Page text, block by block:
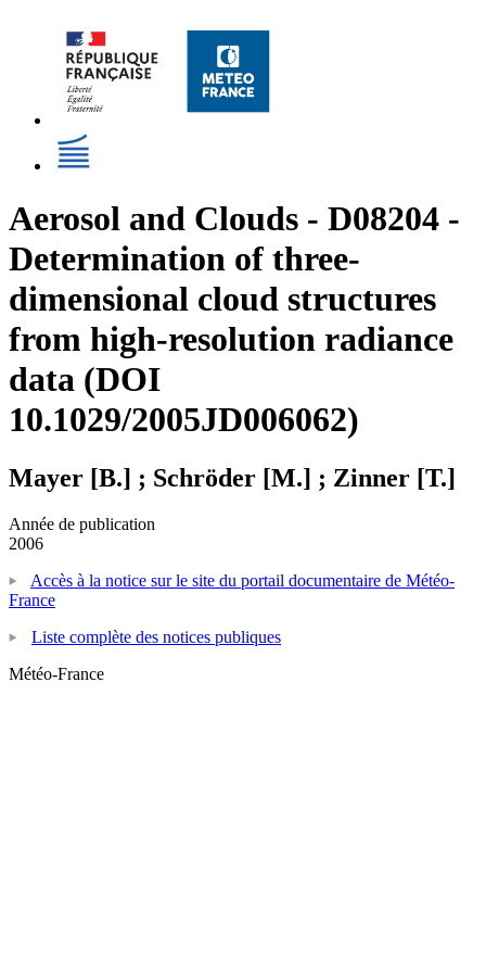
Aerosol and Clouds - D08204 -
Determination of three-
dimensional cloud structures
from high-resolution radiance
data (DOI
10.1029/2005JD006062)
Mayer [B.] ; Schröder [M.] ; Zinner [T.]
Année de publication
2006
Accès à la notice sur le site du portail documentaire de Météo-
France
Liste complète des notices publiques
Météo-France